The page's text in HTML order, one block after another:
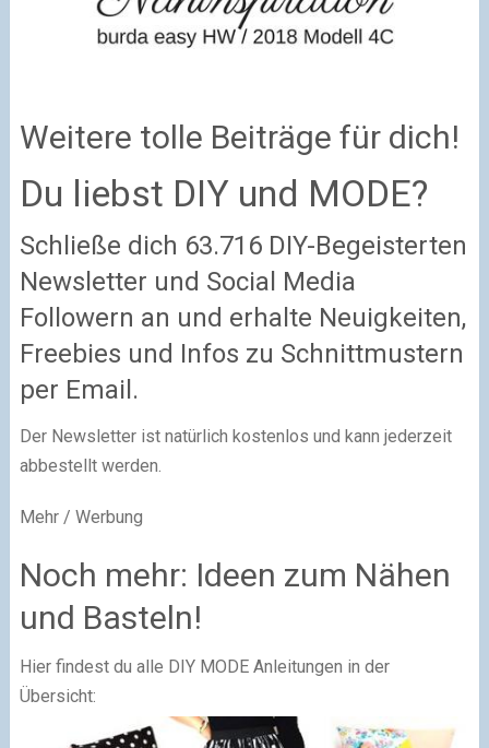
Weitere tolle Beiträge für dich!
Du liebst DIY und MODE?
Schließe dich 63.716 DIY-Begeisterten
Newsletter und Social Media
Followern an und erhalte Neuigkeiten,
Freebies und Infos zu Schnittmustern
per Email.
Der Newsletter ist natürlich kostenlos und kann jederzeit
abbestellt werden.
Mehr / Werbung
Noch mehr: Ideen zum Nähen
und Basteln!
Hier findest du alle DIY MODE Anleitungen in der
Übersicht: